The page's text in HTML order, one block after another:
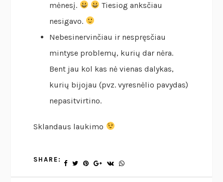
mėnesį.
Tiesiog anksčiau
nesigavo.
Nebesinervinčiau ir nespręsčiau
mintyse problemų, kurių dar nėra.
Bent jau kol kas nė vienas dalykas,
kurių bijojau (pvz. vyresnėlio pavydas)
nepasitvirtino.
Sklandaus laukimo
SHARE: